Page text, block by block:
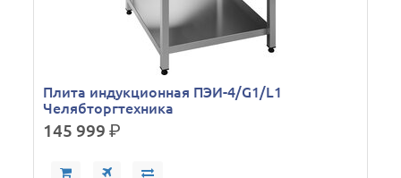
Плита индукционная ПЭИ-4/G1/L1
Челябторгтехника
145 999р.